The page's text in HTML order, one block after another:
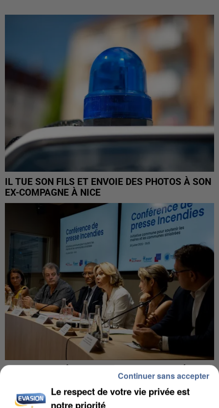
IL TUE SON FILS ET ENVOIE DES PHOTOS À SON
EX-COMPAGNE À NICE
INCENDIES : L’ÎLE-DE-FRANCE LANCE UN ÉLAN
DE SOLIDARITÉ AVEC LES...
Le respect de votre vie privée est
notre priorité
Continuer sans accepter